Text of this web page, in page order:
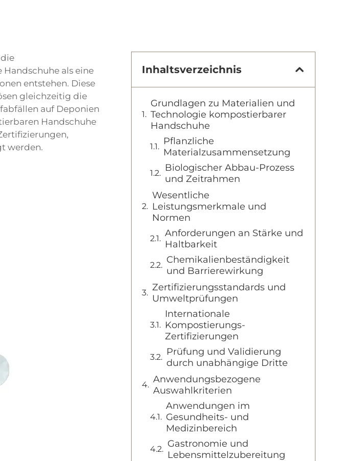
als eine
entstehen. Diese
gleichzeitig die
auf Deponien
Handschuhe
werden.
Inhaltsverzeichnis
Grundlagen zu Materialien und
Technologie kompostierbarer
Handschuhe
Pflanzliche
Materialzusammensetzung
Biologischer Abbau-Prozess
und Zeitrahmen
Wesentliche
Leistungsmerkmale und
Normen
Anforderungen an Stärke und
Haltbarkeit
Chemikalienbeständigkeit
und Barrierewirkung
Zertifizierungsstandards und
Umweltprüfungen
Internationale
Kompostierungs-
Zertifizierungen
Prüfung und Validierung
durch unabhängige Dritte
Anwendungsbezogene
Auswahlkriterien
Anwendungen im
Gesundheits- und
Medizinbereich
Gastronomie und
Lebensmittelzubereitung